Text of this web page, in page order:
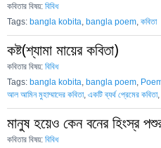
কবিতার বিষয়: বিবিধ
Tags: bangla kobita bangla poem কবিতা
কষ্ট(শ্যামা মায়ের কবিতা)
কবিতার বিষয়: বিবিধ
Tags: bangla kobita bangla poem
আল আমিন মুহাম্মাদের কবিতা, একটি ব্যর্থ প্রেমের কবিতা,
মানুষ হয়েও কেন বনের হিংস্র
কবিতার বিষয়: বিবিধ